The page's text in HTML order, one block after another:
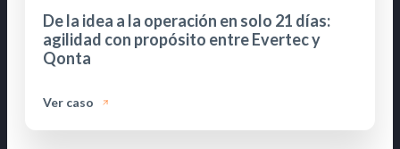
De la idea a la operación en solo 21 días:
agilidad con propósito entre Evertec y
Qonta
Ver caso